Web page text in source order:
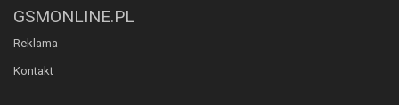
GSMONLINE.PL
Reklama
Kontakt